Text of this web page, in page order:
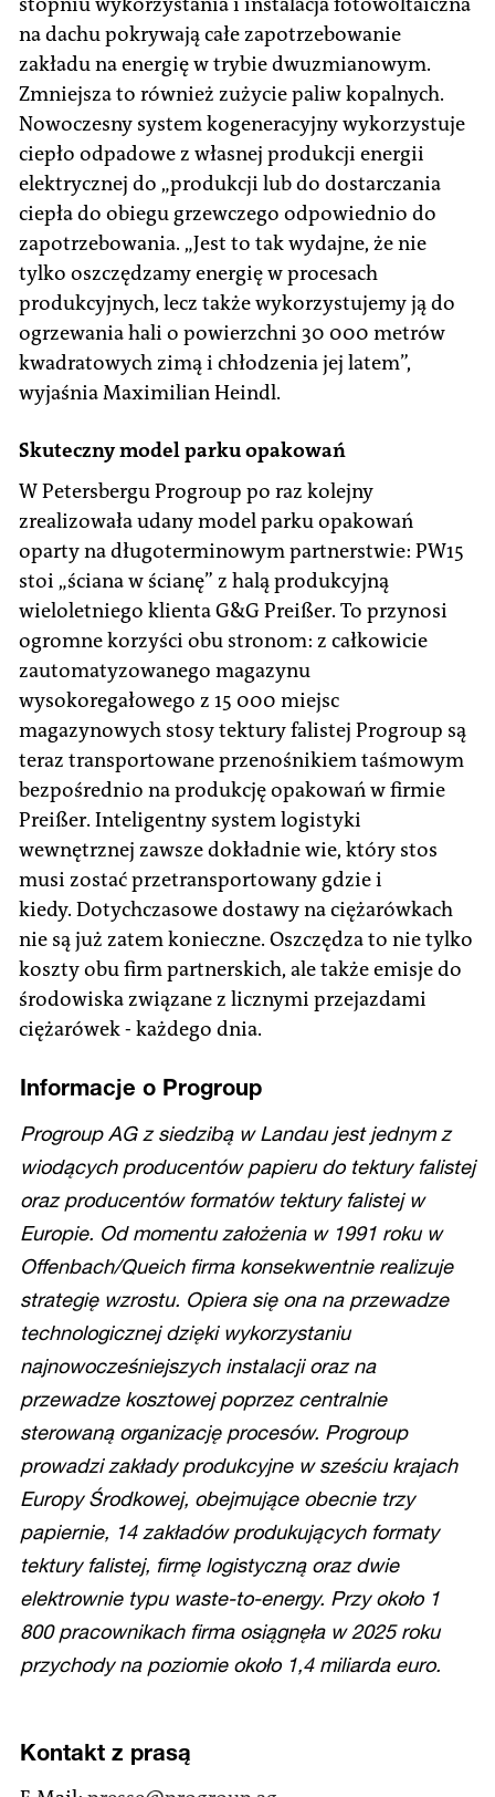
na dachu pokrywają całe zapotrzebowanie
zakładu na energię w trybie dwuzmianowym.
Zmniejsza to również zużycie paliw kopalnych.
Nowoczesny system kogeneracyjny wykorzystuje
ciepło odpadowe z własnej produkcji energii
elektrycznej do „produkcji lub do dostarczania
ciepła do obiegu grzewczego odpowiednio do
zapotrzebowania. „Jest to tak wydajne, że nie
tylko oszczędzamy energię w procesach
produkcyjnych, lecz także wykorzystujemy ją do
ogrzewania hali o powierzchni 30 000 metrów
kwadratowych zimą i chłodzenia jej latem”,
wyjaśnia Maximilian Heindl.
Skuteczny model parku opakowań
W Petersbergu Progroup po raz kolejny
zrealizowała udany model parku opakowań
oparty na długoterminowym partnerstwie: PW15
stoi „ściana w ścianę” z halą produkcyjną
wieloletniego klienta G&G Preißer. To przynosi
ogromne korzyści obu stronom: z całkowicie
zautomatyzowanego magazynu
wysokoregałowego z 15 000 miejsc
magazynowych stosy tektury falistej Progroup są
teraz transportowane przenośnikiem taśmowym
bezpośrednio na produkcję opakowań w firmie
Preißer. Inteligentny system logistyki
wewnętrznej zawsze dokładnie wie, który stos
musi zostać przetransportowany gdzie i
kiedy. Dotychczasowe dostawy na ciężarówkach
nie są już zatem konieczne. Oszczędza to nie tylko
koszty obu firm partnerskich, ale także emisje do
środowiska związane z licznymi przejazdami
ciężarówek - każdego dnia.
Informacje o Progroup
Progroup AG z siedzibą w Landau jest jednym z
wiodących producentów papieru do tektury falistej
oraz producentów formatów tektury falistej w
Europie. Od momentu założenia w 1991 roku w
Offenbach/Queich firma konsekwentnie realizuje
strategię wzrostu. Opiera się ona na przewadze
technologicznej dzięki wykorzystaniu
najnowocześniejszych instalacji oraz na
przewadze kosztowej poprzez centralnie
sterowaną organizację procesów. Progroup
prowadzi zakłady produkcyjne w sześciu krajach
Europy Środkowej, obejmujące obecnie trzy
papiernie, 14 zakładów produkujących formaty
tektury falistej, firmę logistyczną oraz dwie
elektrownie typu waste-to-energy. Przy około 1
800 pracownikach firma osiągnęła w 2025 roku
przychody na poziomie około 1,4 miliarda euro.
Kontakt z prasą